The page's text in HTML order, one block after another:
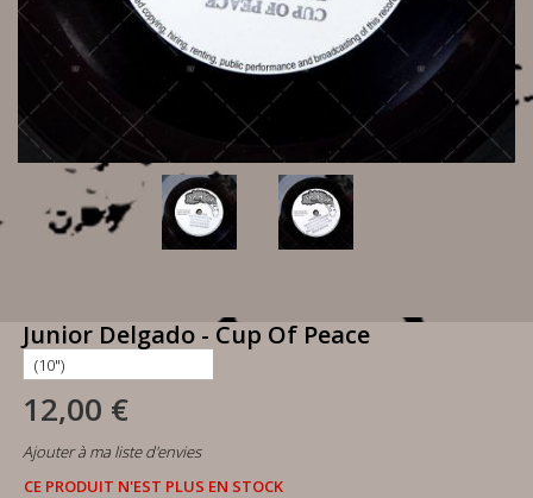
Junior Delgado - Cup Of Peace
12,00 €
Ajouter à ma liste d'envies
CE PRODUIT N'EST PLUS EN STOCK